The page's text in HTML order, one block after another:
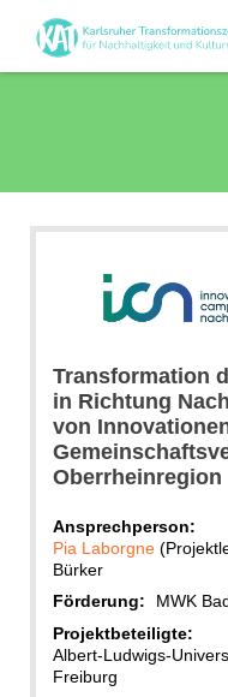
Transformation
in Richtung
von
Oberrheinregion
Ansprechperson:
Pia Laborgne
Bürker
Förderung:
MWK
Projektbeteiligte:
Albert-Ludwigs-
Freiburg